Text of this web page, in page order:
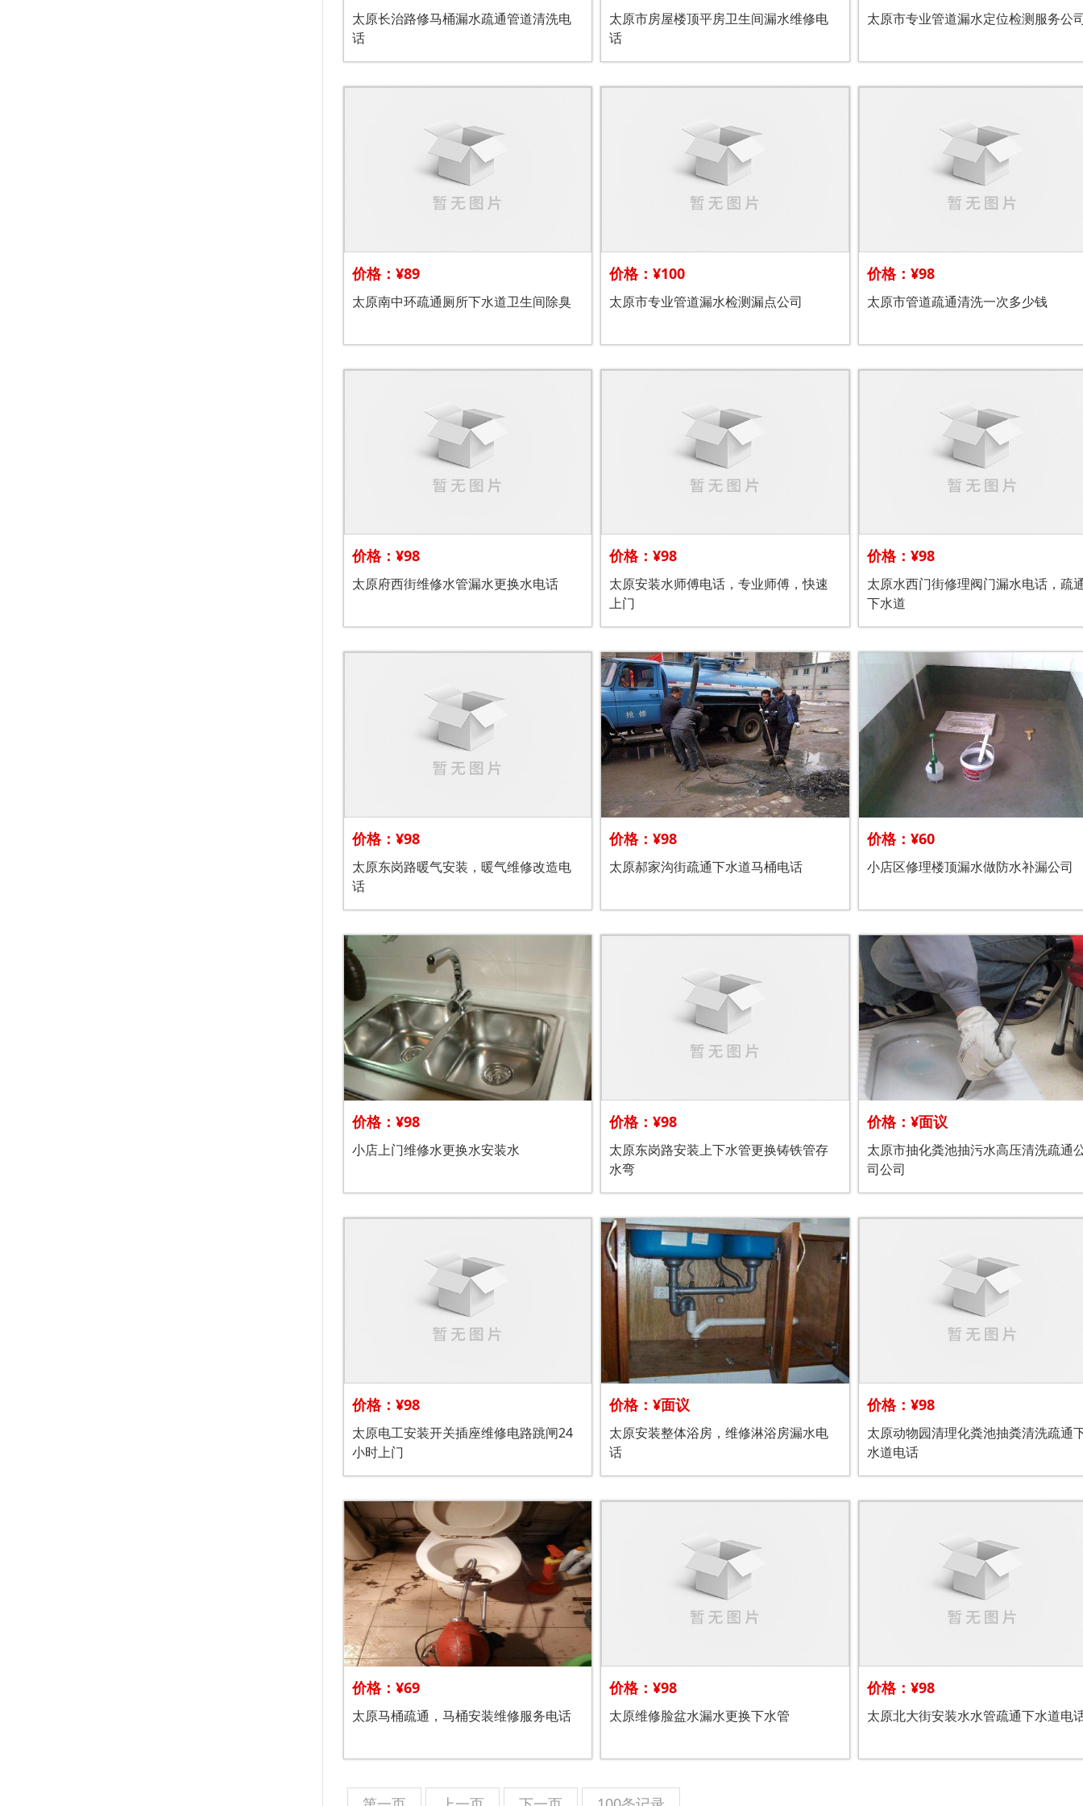
太原长治路修马桶漏水疏通管道清洗电
话
太原市房屋楼顶平房卫生间漏水维修电
话
太原市专业管道漏水定位检测服务公
价格：¥89
太原南中环疏通厕所下水道卫生间除臭
价格：¥100
太原市专业管道漏水检测漏点公司
价格：¥98
太原市管道疏通清洗一次多少钱
价格：¥98
太原府西街维修水管漏水更换水电话
价格：¥98
太原安装水师傅电话，专业师傅，快速
上门
价格：¥98
太原水西门街修理阀门漏水电话，疏
下水道
价格：¥98
太原东岗路暖气安装，暖气维修改造电
话
价格：¥98
太原郝家沟街疏通下水道马桶电话
价格：¥60
小店区修理楼顶漏水做防水补漏公司
价格：¥98
小店上门维修水更换水安装水
价格：¥98
太原东岗路安装上下水管更换铸铁管存
水弯
价格：¥面议
太原市抽化粪池抽污水高压清洗疏通
司公司
价格：¥98
太原电工安装开关插座维修电路跳闸24
小时上门
价格：¥面议
太原安装整体浴房，维修淋浴房漏水电
话
价格：¥98
太原动物园清理化粪池抽粪清洗疏通
水道电话
价格：¥69
太原马桶疏通，马桶安装维修服务电话
价格：¥98
太原维修脸盆水漏水更换下水管
价格：¥98
太原北大街安装水水管疏通下水道电